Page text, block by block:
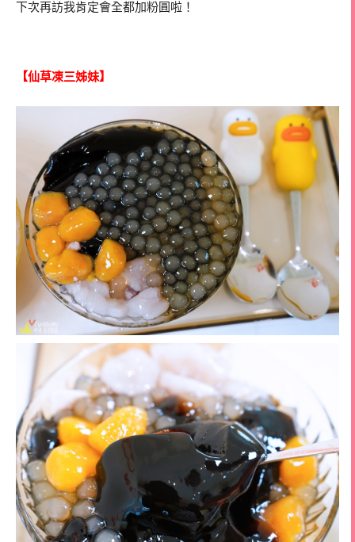
下次再訪我肯定會全都加粉圓啦！
【仙草凍三姊妹】